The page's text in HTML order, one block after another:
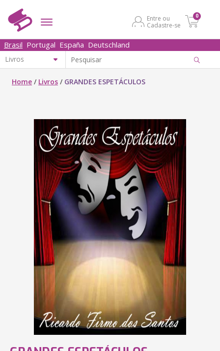
Entre ou
Cadastre-se
0
Brasil Portugal España Deutschland
Home / Livros / GRANDES ESPETÁCULOS